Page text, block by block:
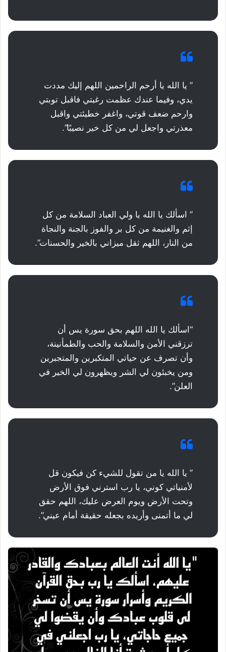
” يا الله يا أرحم الراحمين اللهم إليك مددت
يدي، وفيما عندك عظمت رغبتي فاقبل توبتي
وارحم ضعف قوتي، واغفر خطيئتي واقبل
معذرتي واجعل لي من كل خير نصيبًا”.
” اسألك يا الله يا ولي العباد السلامة من كل
إثم والغنيمة من كل بر والفوز بالجنة والنجاة
من النار، اللهم ثقل ميزاني بالخير والحسنات”.
“اسألك يا الله اللهم بحق سورة يس أن
ترزقني الأمن والسلامة والحب والطمأنينة،
وأن تصرف عن حياتي المتكبرين والمتجبرين
ومن يخبئون لي الشر ويظهرون لي الخير في
العلن”.
” يا الله يا من تقول للشيء كن فيكون قل
لأمنياتي كوني، يا رب استرني فوق الأرض
وتحت الأرض ويوم العرض عليك، اللهم حقق
لي ما أتمنى وأريده بجعله حقيقة أمام عيني”.